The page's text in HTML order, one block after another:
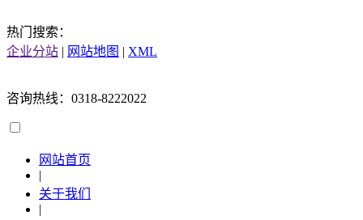
热门搜索：
企业分站 | 网站地图 | XML
咨询热线：0318-8222022
网站首页
|
关于我们
|